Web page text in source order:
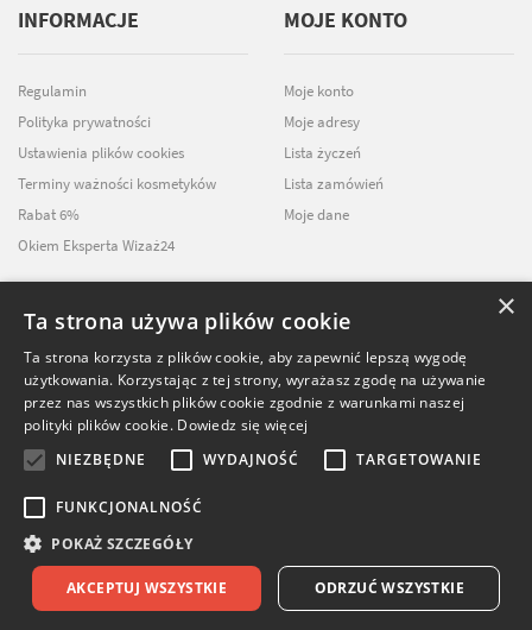
INFORMACJE
Regulamin
Polityka prywatności
Ustawienia plików cookies
Terminy ważności kosmetyków
Rabat 6%
Okiem Eksperta Wizaż24
MOJE KONTO
Moje konto
Moje adresy
Lista życzeń
Lista zamówień
Moje dane
NEWSLETTER
ZAPISZ SIĘ DO
NASZEGO NEWSLETTERA
© Softika.pl 2026
×
Ta strona używa plików cookie
Ta strona korzysta z plików cookie, aby zapewnić lepszą wygodę
użytkowania. Korzystając z tej strony, wyrażasz zgodę na używanie
przez nas wszystkich plików cookie zgodnie z warunkami naszej
polityki plików cookie. Dowiedz się więcej
NIEZBĘDNE
WYDAJNOŚĆ TARGETOWANIE
FUNKCJONALNOŚĆ
POKAŻ SZCZEGÓŁY
AKCEPTUJ WSZYSTKIE ODRZUĆ WSZYSTKIE